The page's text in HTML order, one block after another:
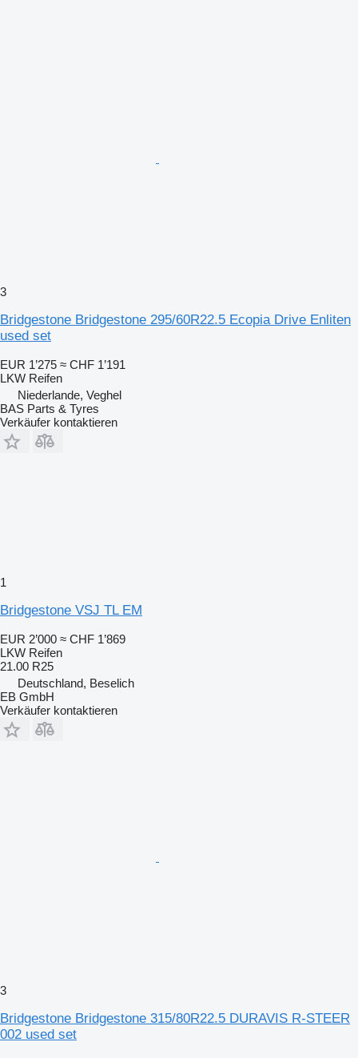
3
Bridgestone Bridgestone 295/60R22.5 Ecopia Drive Enliten
used set
EUR 1’275 ≈ CHF 1’191
LKW Reifen
Niederlande, Veghel
BAS Parts & Tyres
Verkäufer kontaktieren
1
Bridgestone VSJ TL EM
EUR 2’000 ≈ CHF 1’869
LKW Reifen
21.00 R25
Deutschland, Beselich
EB GmbH
Verkäufer kontaktieren
3
Bridgestone Bridgestone 315/80R22.5 DURAVIS R-STEER
002 used set